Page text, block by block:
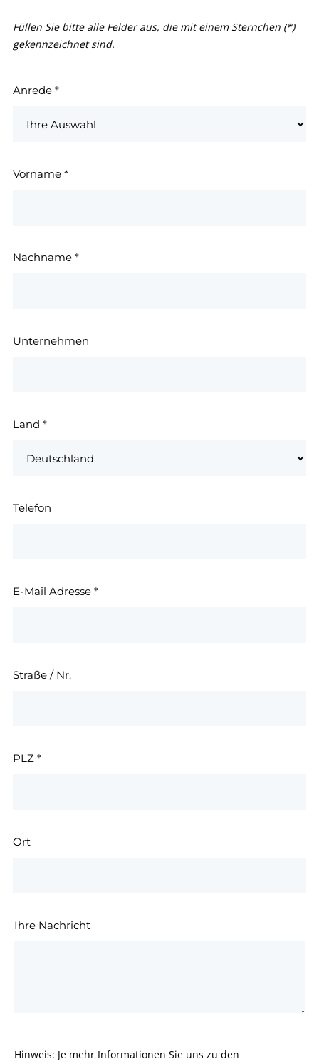
Füllen Sie bitte alle Felder aus, die mit einem Sternchen (*)
gekennzeichnet sind.
Anrede *
Vorname *
Nachname *
Unternehmen
Land *
Telefon
E-Mail Adresse *
Straße / Nr.
PLZ *
Ort
Ihre Nachricht
Hinweis: Je mehr Informationen Sie uns zu den